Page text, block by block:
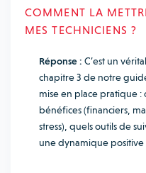
COMMENT LA
MES TECHNICIENS ?
Réponse : C’est un
chapitre 3 de notre
mise en place pratique
bénéfices (financiers,
stress), quels outils de
une dynamique positive